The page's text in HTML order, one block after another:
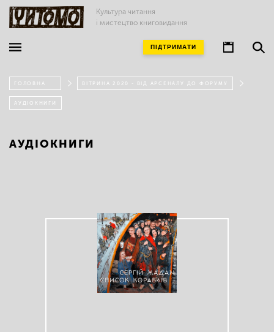
Культура читання
і мистецтво книговидання
ПІДТРИМАТИ
ГОЛОВНА ВІТРИНА 2020 - ВІД АРСЕНАЛУ ДО ФОРУМУ
АУДІОКНИГИ
АУДІОКНИГИ